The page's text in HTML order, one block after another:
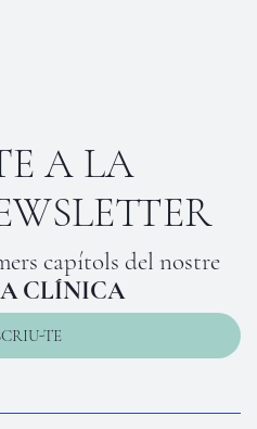
A LA
capítols del nostre
CLÍNICA
TE